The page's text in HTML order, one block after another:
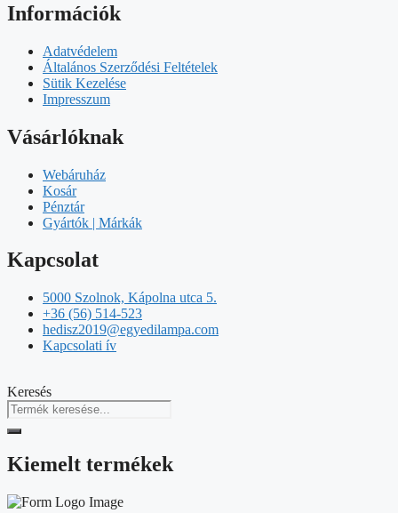
Információk
Adatvédelem
Általános Szerződési Feltételek
Sütik Kezelése
Impresszum
Vásárlóknak
Webáruház
Kosár
Pénztár
Gyártók | Márkák
Kapcsolat
5000 Szolnok, Kápolna utca 5.
+36 (56) 514-523
hedisz2019@egyedilampa.com
Kapcsolati ív
Keresés
Kiemelt termékek